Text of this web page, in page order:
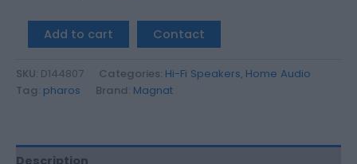
Add to cart Contact
SKU: D144807 Categories: Hi-Fi Speakers, Home Audio
Tag: pharos Brand: Magnat
Description